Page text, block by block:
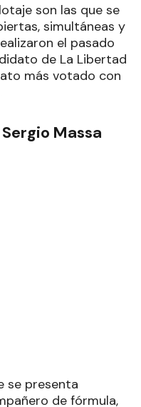
son las que se
simultáneas y
el pasado
de La Libertad
más votado con
Massa